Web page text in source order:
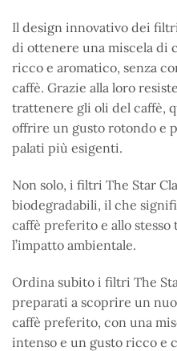
Il design innovativo dei
di ottenere una miscela di
ricco e aromatico, senza
caffè. Grazie alla loro
trattenere gli oli del caffè,
offrire un gusto rotondo e
palati più esigenti.
Non solo, i filtri The Star
biodegradabili, il che
caffè preferito e allo
l’impatto ambientale.
Ordina subito i filtri The
preparati a scoprire un
caffè preferito, con una
intenso e un gusto ricco e